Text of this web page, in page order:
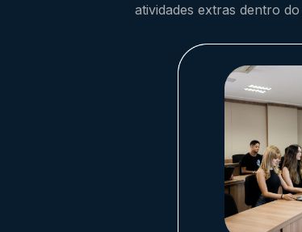
atividades extras dentro